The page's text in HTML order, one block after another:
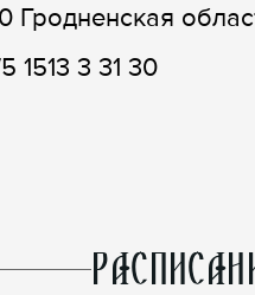
Гродненская
1513 3 31 30